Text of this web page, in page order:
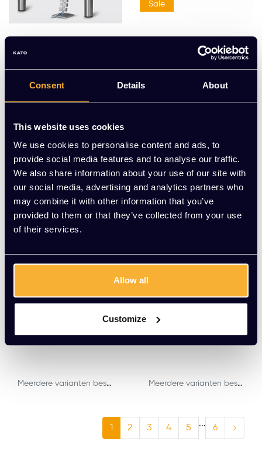
Consent Details About
This website uses cookies
We use cookies to personalise content and ads, to
provide social media features and to analyse our traffic.
We also share information about your use of our site with
our social media, advertising and analytics partners who
may combine it with other information that you’ve
provided to them or that they’ve collected from your use
of their services.
Allow all
Customize
Kabelslang rechthoeki
g
EUR 24,54 Excl. btw
Meerdere varianten beschikbaar
Sale
Infrarood verwarming
op het bureau met tim
er 50W 230V, wit
€145,00 Excl. btw
EUR 339,00 Excl. btw
Meerdere varianten beschikbaar
olvilt
EUR 309,00 Excl. btw
Meerdere varianten beschikbaar
1 2 3 4 5 ... 6